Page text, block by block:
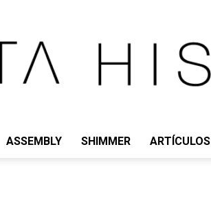
ASSEMBLY SHIMMER ARTÍCULOS